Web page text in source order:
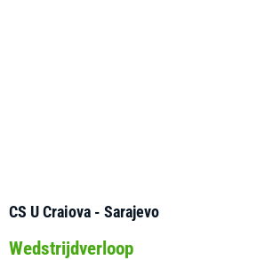
CS U Craiova - Sarajevo
Wedstrijdverloop